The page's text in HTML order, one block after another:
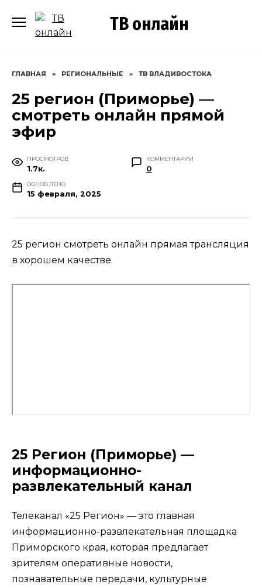
содержанию
ТВ онлайн
ГЛАВНАЯ » РЕГИОНАЛЬНЫЕ » ТВ ВЛАДИВОСТОКА
25 регион (Приморье) —
смотреть онлайн прямой
эфир
ПРОСМОТРОВ
1.7к.
КОММЕНТАРИИ
0
ОБНОВЛЕНО
15 февраля, 2025
25 регион смотреть онлайн прямая трансляция
в хорошем качестве.
25 Регион (Приморье) —
информационно-
развлекательный канал
Телеканал «25 Регион» — это главная
информационно-развлекательная площадка
Приморского края, которая предлагает
зрителям оперативные новости,
познавательные передачи, культурные